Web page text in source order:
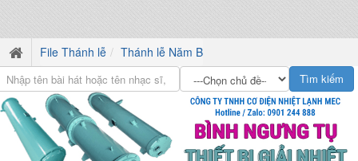
File Thánh lễ Thánh lễ Năm B